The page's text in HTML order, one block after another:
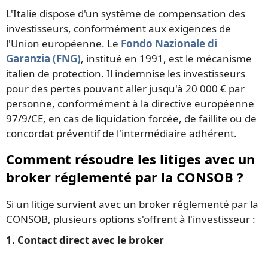
L'Italie dispose d'un système de compensation des
investisseurs, conformément aux exigences de
l'Union européenne. Le Fondo Nazionale di
Garanzia (FNG), institué en 1991, est le mécanisme
italien de protection. Il indemnise les investisseurs
pour des pertes pouvant aller jusqu'à 20 000 € par
personne, conformément à la directive européenne
97/9/CE, en cas de liquidation forcée, de faillite ou de
concordat préventif de l'intermédiaire adhérent.
Comment résoudre les litiges avec un
broker réglementé par la CONSOB ?
Si un litige survient avec un broker réglementé par la
CONSOB, plusieurs options s'offrent à l'investisseur :
1. Contact direct avec le broker